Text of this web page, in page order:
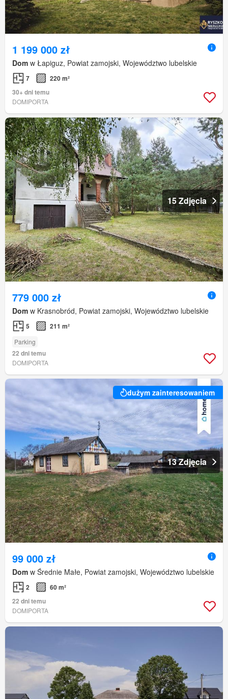
1 199 000 zł
Dom w Łapiguz, Powiat zamojski, Województwo lubelskie
7
220 m²
30+ dni temu
DOMIPORTA
15 Zdjęcia
779 000 zł
Dom w Krasnobród, Powiat zamojski, Województwo lubelskie
5 211 m²
Parking
22 dni temu
DOMIPORTA
dużym zainteresowaniem
13 Zdjęcia
99 000 zł
Dom w Średnie Małe, Powiat zamojski, Województwo lubelskie
2
60 m²
22 dni temu
DOMIPORTA